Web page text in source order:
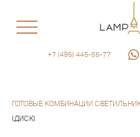
+7 (495) 445-55-77
ГОТОВЫЕ КОМБИНАЦИИ
(ДИСК)